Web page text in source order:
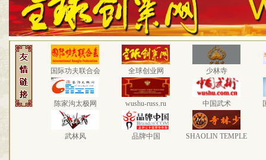
国际功夫联合会 全球创业网 少林寺
陈家沟太极网 wushu-russ.ru 中国武术
武林风 品牌中国 SHAOLIN TEMPLE